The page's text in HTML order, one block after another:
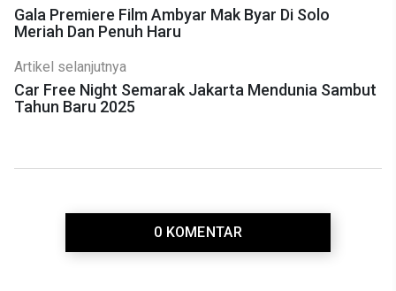
Gala Premiere Film Ambyar Mak Byar Di Solo
Meriah Dan Penuh Haru
Artikel selanjutnya
Car Free Night Semarak Jakarta Mendunia Sambut
Tahun Baru 2025
0 KOMENTAR